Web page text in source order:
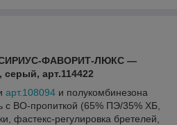
СИРИУС-ФАВОРИТ-ЛЮКС —
серый, арт.114422
арт.108094 и полукомбинезона
с ВО-пропиткой (65% ПЭ/35% ХБ,
фастекс-регулировка бретелей,